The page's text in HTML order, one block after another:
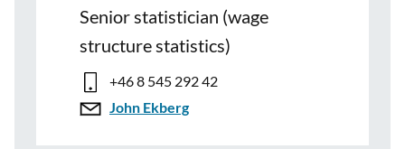
Senior statistician (wage
structure statistics)
+46 8 545 292 42
John Ekberg